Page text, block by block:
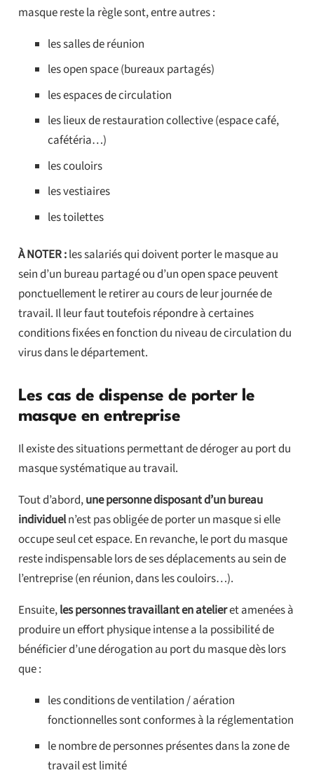
masque reste la règle sont, entre autres :
les salles de réunion
les open space (bureaux partagés)
les espaces de circulation
les lieux de restauration collective (espace café,
cafétéria…)
les couloirs
les vestiaires
les toilettes
À NOTER :les salariés qui doivent porter le masque au
sein d’un bureau partagé ou d’un open space peuvent
ponctuellement le retirer au cours de leur journée de
travail. Il leur faut toutefois répondre à certaines
conditions fixées en fonction du niveau de circulation du
virus dans le département.
Les cas de dispense de porter le
masque en entreprise
Il existe des situations permettant de déroger au port du
masque systématique au travail.
Tout d’abord,une personne disposant d’un bureau
individueln’est pas obligée de porter un masque si elle
occupe seul cet espace. En revanche, le port du masque
reste indispensable lors de ses déplacements au sein de
l’entreprise (en réunion, dans les couloirs…).
Ensuite,les personnes travaillant en atelieret amenées à
produire un effort physique intense a la possibilité de
bénéficier d’une dérogation au port du masque dès lors
que :
les conditions de ventilation / aération
fonctionnelles sont conformes à la réglementation
le nombre de personnes présentes dans la zone de
travail est limité